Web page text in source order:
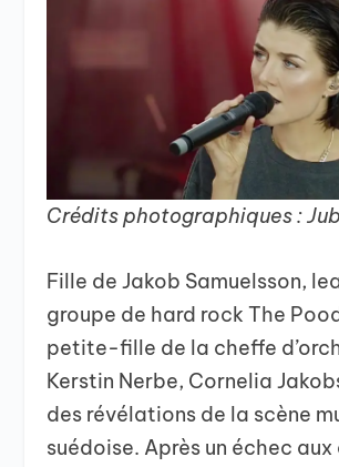
Crédits photographiques :
Fille de Jakob Samuelsson,
groupe de hard rock The
petite-fille de la cheffe
Kerstin Nerbe, Cornelia
des révélations de la scène
suédoise. Après un échec